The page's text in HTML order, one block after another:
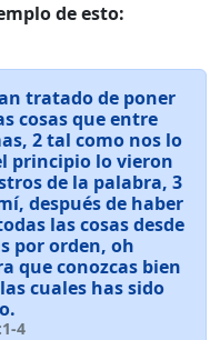
de esto:
tratado de poner
cosas que entre
2 tal como nos lo
principio lo vieron
de la palabra, 3
después de haber
las cosas desde
por orden, oh
que conozcas bien
cuales has sido
4